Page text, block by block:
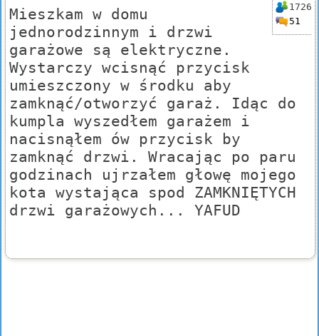
1726
51
Mieszkam w domu
jednorodzinnym i drzwi
garażowe są elektryczne.
Wystarczy wcisnąć przycisk
umieszczony w środku aby
zamknąć/otworzyć garaż. Idąc do
kumpla wyszedłem garażem i
nacisnąłem ów przycisk by
zamknąć drzwi. Wracając po paru
godzinach ujrzałem głowę mojego
kota wystająca spod ZAMKNIĘTYCH
drzwi garażowych... YAFUD